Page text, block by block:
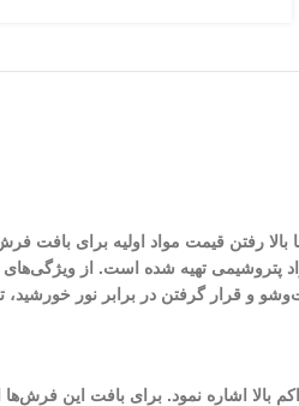
بالا رفتن قیمت مواد اولیه برای
پتروشیمی تهیه شده است. از
و قرار گرفتن در برابر نور